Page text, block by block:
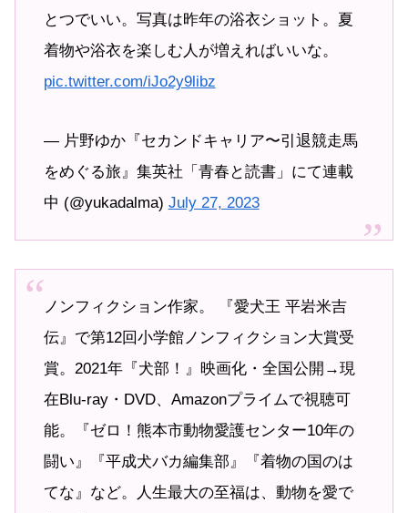
とつでいい。写真は昨年の浴衣ショット。夏
着物や浴衣を楽しむ人が増えればいいな。
pic.twitter.com/iJo2y9libz
— 片野ゆか『セカンドキャリア〜引退競走馬
をめぐる旅』集英社「青春と読書」にて連載
中 (@yukadalma) July 27, 2023
ノンフィクション作家。 『愛犬王 平岩米吉
伝』で第12回小学館ノンフィクション大賞受
賞。2021年『犬部！』映画化・全国公開→現
在Blu-ray・DVD、Amazonプライムで視聴可
能。『ゼロ！熊本市動物愛護センター10年の
闘い』『平成犬バカ編集部』『着物の国のは
てな』など。人生最大の至福は、動物を愛で